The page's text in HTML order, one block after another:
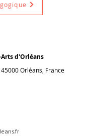
Arts d'Orléans
Orléans, France